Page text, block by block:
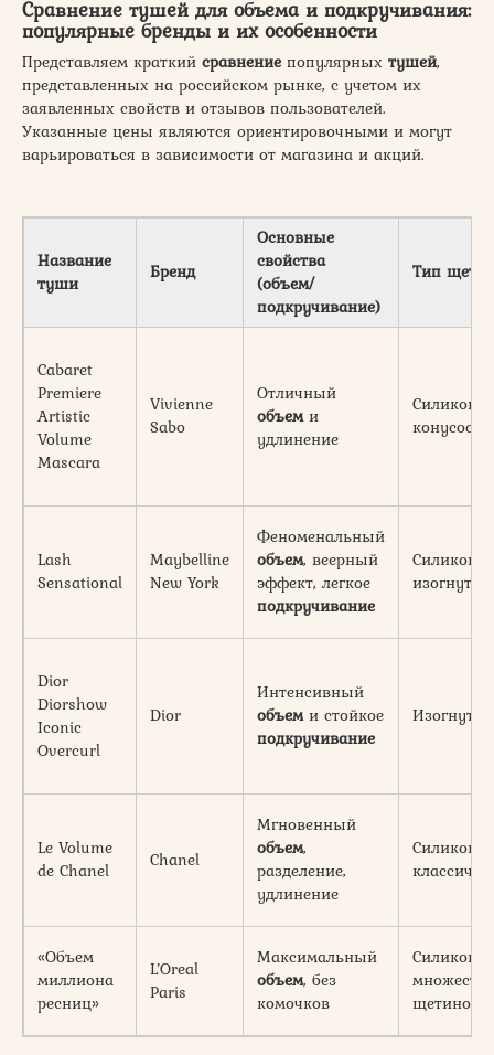
Сравнение тушей дляобъемаи подкручивания:
популярные бренды и их особенности
Представляем краткий сравнение популярных тушей,
представленных на российском рынке, с учетом их
заявленных свойств и отзывов пользователей.
Указанные цены являются ориентировочными и могут
варьироваться в зависимости от магазина и акций.
Название
туши
Бренд
Основные
свойства
(объем/
подкручивание)
Тип
Cabaret
Premiere
Artistic
Volume
Mascara
Vivienne
Sabo
Отличный
объеми
удлинение
Lash
Sensational
Maybelline
New York
Феноменальный
объем, веерный
эффект, легкое
подкручивание
изогнутая
Dior
Diorshow
Iconic
Overcurl
Dior
Интенсивный
объеми стойкое
подкручивание
Изогнутая
Le Volume
de Chanel
Chanel
Мгновенный
объем,
разделение,
удлинение
«Объем
миллиона
ресниц»
L’Oreal
Paris
Максимальный
объем, без
комочков
щетинок